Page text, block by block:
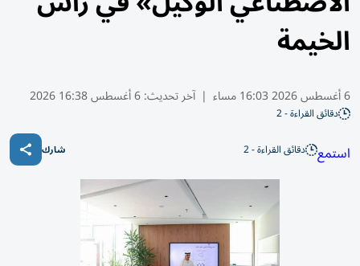
الخيمة
6 أغسطس 2026 16:03 مساء | آخر تحديث:6 أغسطس 16:38 2026
دقائق القراءة - 2
استمع دقائق القراءة - 2 شارك